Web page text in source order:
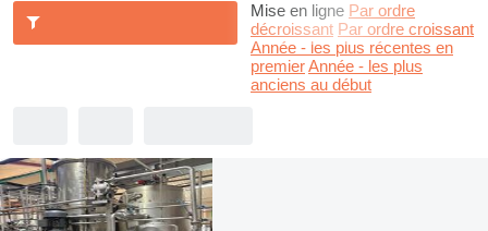
Mise en ligne Par ordre
décroissant Par ordre croissant
Année - les plus récentes en
premierAnnée - les plus
anciens au début